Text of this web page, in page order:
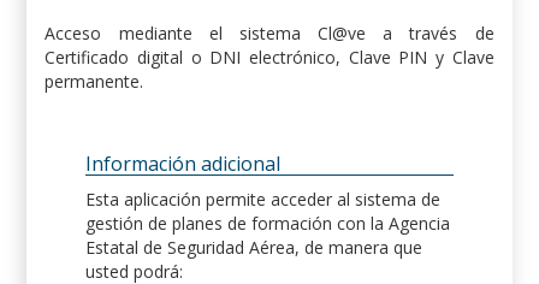
Acceso mediante el sistema Cl@ve a través de
Certificado digital o DNI electrónico, Clave PIN y Clave
permanente.
Información adicional
Esta aplicación permite acceder al sistema de
gestión de planes de formación con la Agencia
Estatal de Seguridad Aérea, de manera que
usted podrá: